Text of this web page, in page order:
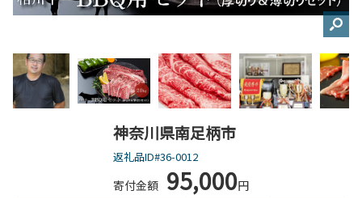
神奈川県南足柄市
返礼品ID#36-0012
寄付金額 95,000円